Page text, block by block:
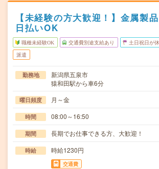
【未経験の方大歓迎！】金属製
日払いOK
職種未経験OK 交通費別途支給あり 土日祝日が
派遣
勤務地
新潟県五泉市
猿和田駅から車6分
曜日頻度 月～金
時間 08:00～16:50
期間 長期でお仕事できる方、大歓迎！
時給 時給1230円
交通費